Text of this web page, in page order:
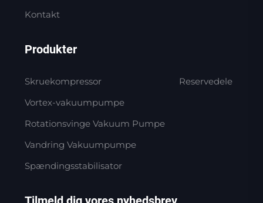
Kontakt
Produkter
Skruekompressor
Vortex-vakuumpumpe
Rotationsvinge Vakuum Pumpe
Vandring Vakuumpumpe
Spændingsstabilisator
Reservedele